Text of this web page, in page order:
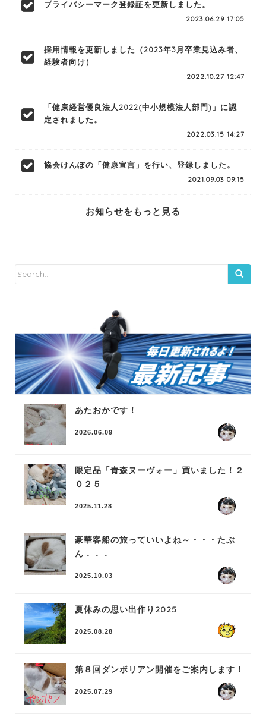
プライバシーマーク登録証を更新しました。
2023.06.29 17:05
採用情報を更新しました（2023年3月卒業見込み者、
経験者向け）
2022.10.27 12:47
「健康経営優良法人2022(中小規模法人部門)」に認
定されました。
2022.03.15 14:27
協会けんぽの「健康宣言」を行い、登録しました。
2021.09.03 09:15
お知らせをもっと見る
あたおかです！
2026.06.09
限定品「青森ヌーヴォー」買いました！２
０２５
2025.11.28
豪華客船の旅っていいよね～・・・たぶ
ん．．．
2025.10.03
夏休みの思い出作り2025
2025.08.28
第８回ダンボリアン開催をご案内します！
2025.07.29